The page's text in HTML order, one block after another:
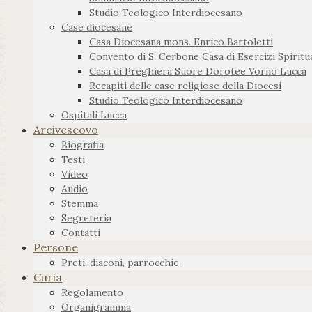
Studio Teologico Interdiocesano
Case diocesane
Casa Diocesana mons. Enrico Bartoletti
Convento di S. Cerbone Casa di Esercizi
Casa di Preghiera Suore Dorotee Vorno Lucca
Recapiti delle case religiose della Diocesi
Studio Teologico Interdiocesano
Ospitali Lucca
Arcivescovo
Biografia
Testi
Video
Audio
Stemma
Segreteria
Contatti
Persone
Preti, diaconi, parrocchie
Curia
Regolamento
Organigramma